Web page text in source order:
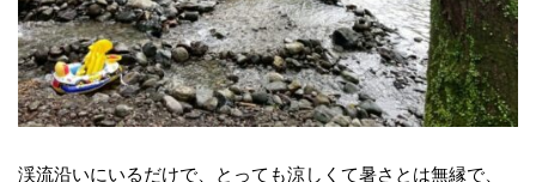
渓流沿いにいるだけで、とっても涼しくて暑さとは無縁で、